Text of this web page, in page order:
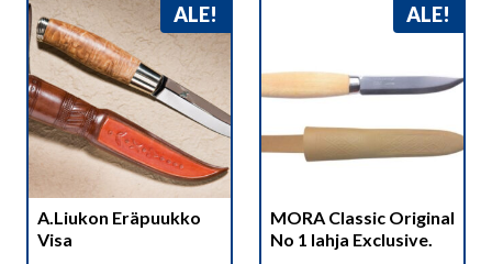
ALE!
A.Liukon Eräpuukko
Visa
ALE!
MORA Classic Original
No 1 lahja Exclusive.